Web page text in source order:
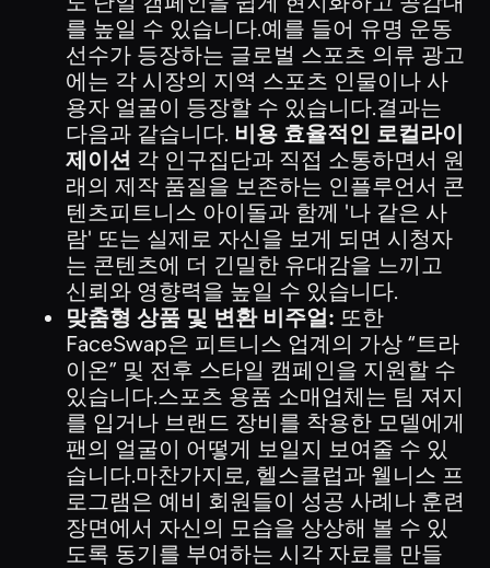
를 높일 수 있습니다.예를 들어 유명 운동
선수가 등장하는 글로벌 스포츠 의류 광고
에는 각 시장의 지역 스포츠 인물이나 사
용자 얼굴이 등장할 수 있습니다.결과는
다음과 같습니다. 비용 효율적인 로컬라이
제이션 각 인구집단과 직접 소통하면서 원
래의 제작 품질을 보존하는 인플루언서 콘
텐츠피트니스 아이돌과 함께 '나 같은 사
람' 또는 실제로 자신을 보게 되면 시청자
는 콘텐츠에 더 긴밀한 유대감을 느끼고
신뢰와 영향력을 높일 수 있습니다.
맞춤형 상품 및 변환 비주얼: 또한
FaceSwap은 피트니스 업계의 가상 “트라
이온” 및 전후 스타일 캠페인을 지원할 수
있습니다.스포츠 용품 소매업체는 팀 져지
를 입거나 브랜드 장비를 착용한 모델에게
팬의 얼굴이 어떻게 보일지 보여줄 수 있
습니다.마찬가지로, 헬스클럽과 웰니스 프
로그램은 예비 회원들이 성공 사례나 훈련
장면에서 자신의 모습을 상상해 볼 수 있
도록 동기를 부여하는 시각 자료를 만들